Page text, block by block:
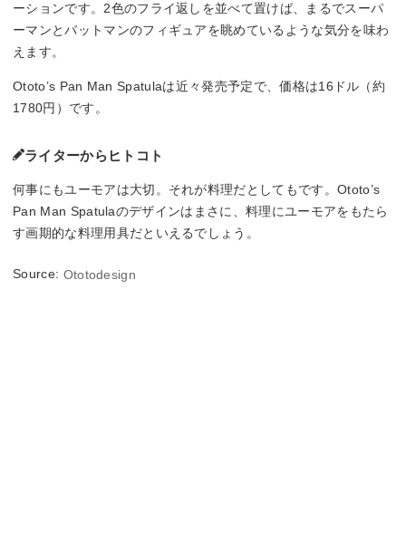
ーションです。2色のフライ返しを並べて置けば、まるでスーパ
ーマンとバットマンのフィギュアを眺めているような気分を味わ
えます。
Ototo’s Pan Man Spatulaは近々発売予定で、価格は16ドル（約
1780円）です。
ライターからヒトコト
何事にもユーモアは大切。それが料理だとしてもです。Ototo’s
Pan Man Spatulaのデザインはまさに、料理にユーモアをもたら
す画期的な料理用具だといえるでしょう。
Source: Ototodesign